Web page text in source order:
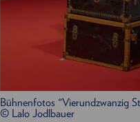
Bühnenfotos "Vierundzwanzig
© Lalo Jodlbauer